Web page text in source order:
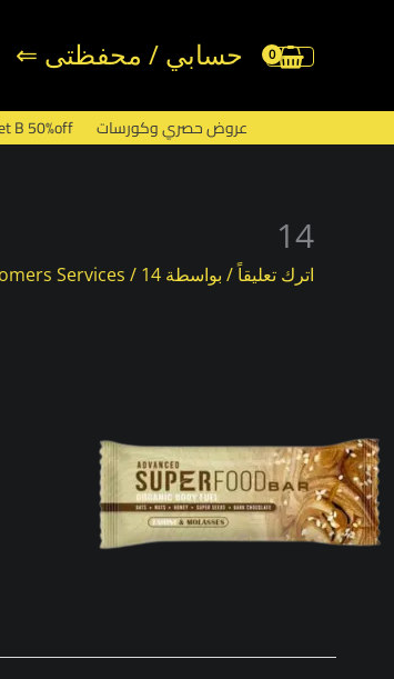
حسابي / محفظتى ⇐
عروض حصري وكورسات B 50%off
14
اترك تعليقاً/ بواسطة Services / 14 مارس، 2024